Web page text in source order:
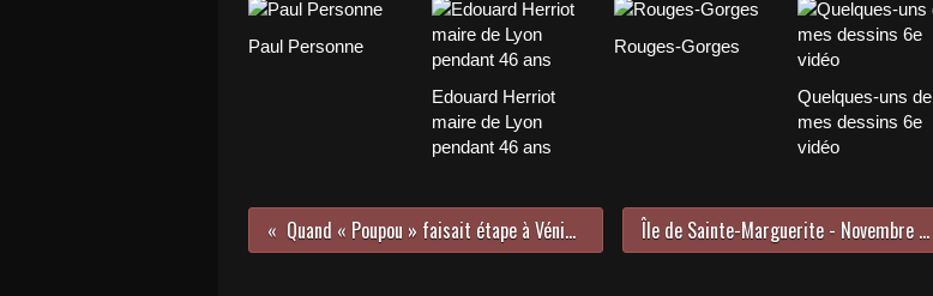
Paul Personne
Edouard Herriot
maire de Lyon
pendant 46 ans
Rouges-Gorges
Quelques-uns de
mes dessins 6e
vidéo
Quand « Poupou » faisait étape à Vénissieux Île de Sainte-Marguerite - Novembre 2019